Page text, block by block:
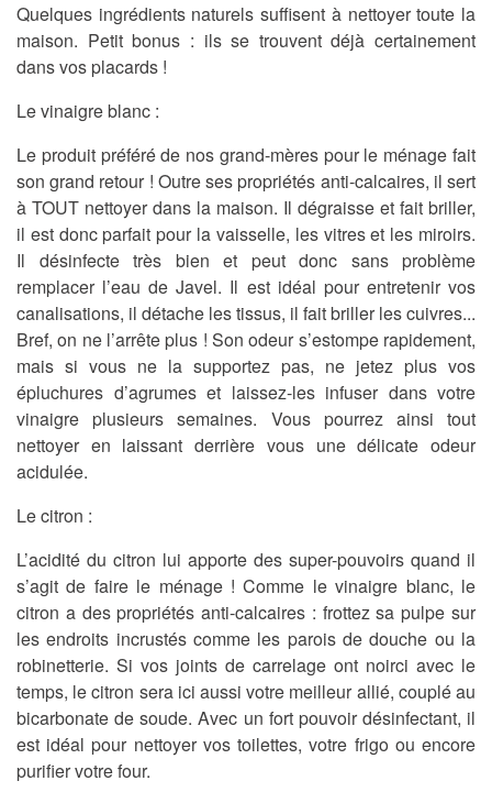
Quelques ingrédients naturels suffisent à nettoyer toute la
maison. Petit bonus : ils se trouvent déjà certainement
dans vos placards !
Le vinaigre blanc :
Le produit préféré de nos grand-mères pour le ménage fait
son grand retour ! Outre ses propriétés anti-calcaires, il sert
à TOUT nettoyer dans la maison. Il dégraisse et fait briller,
il est donc parfait pour la vaisselle, les vitres et les miroirs.
Il désinfecte très bien et peut donc sans problème
remplacer l’eau de Javel. Il est idéal pour entretenir vos
canalisations, il détache les tissus, il fait briller les cuivres...
Bref, on ne l’arrête plus ! Son odeur s’estompe rapidement,
mais si vous ne la supportez pas, ne jetez plus vos
épluchures d’agrumes et laissez-les infuser dans votre
vinaigre plusieurs semaines. Vous pourrez ainsi tout
nettoyer en laissant derrière vous une délicate odeur
acidulée.
Le citron :
L’acidité du citron lui apporte des super-pouvoirs quand il
s’agit de faire le ménage ! Comme le vinaigre blanc, le
citron a des propriétés anti-calcaires : frottez sa pulpe sur
les endroits incrustés comme les parois de douche ou la
robinetterie. Si vos joints de carrelage ont noirci avec le
temps, le citron sera ici aussi votre meilleur allié, couplé au
bicarbonate de soude. Avec un fort pouvoir désinfectant, il
est idéal pour nettoyer vos toilettes, votre frigo ou encore
purifier votre four.